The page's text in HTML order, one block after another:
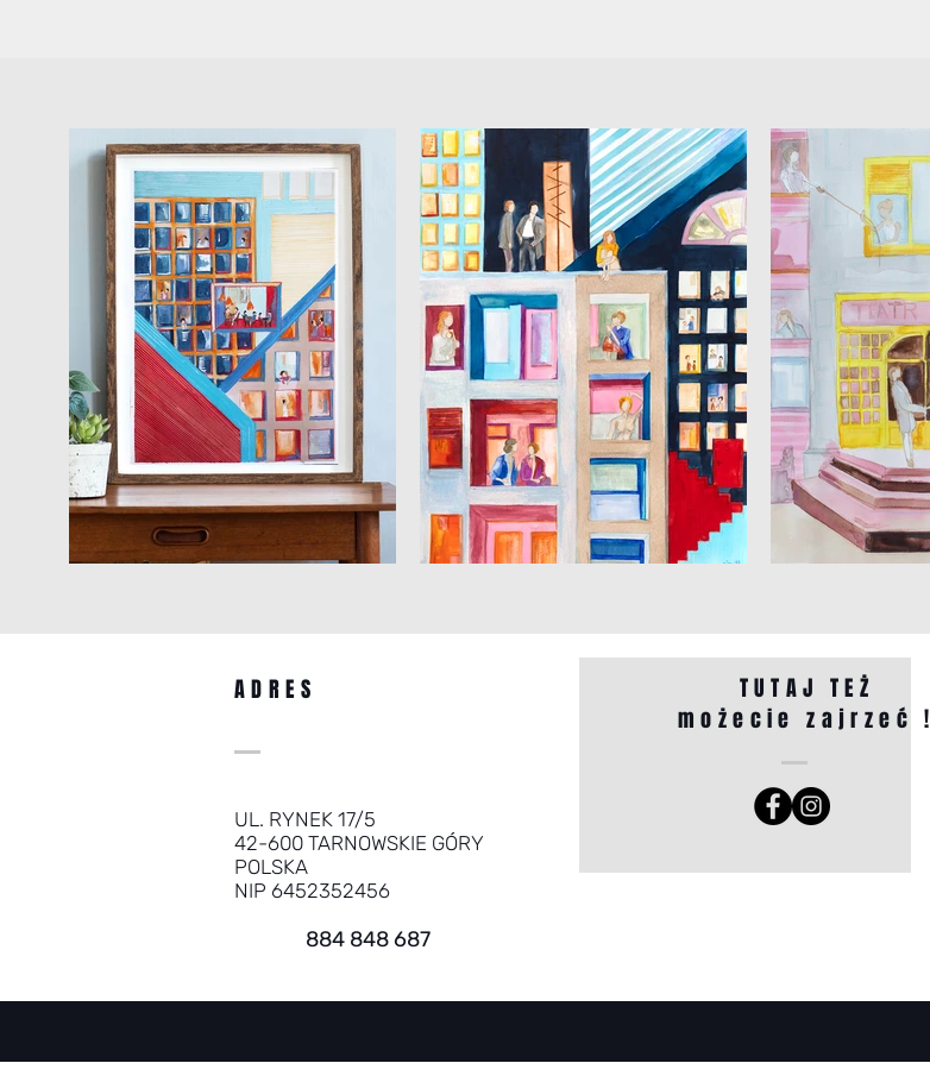
ADRES
UL. RYNEK 17/5
42-600 TARNOWSKIE GÓRY
POLSKA
NIP 6452352456
884 848 687
TUTAJ TEŻ
możecie zajrzeć !